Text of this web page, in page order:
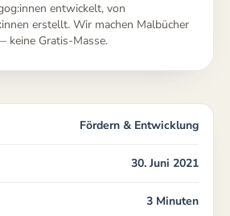
entwickelt, von
erstellt. Wir machen Malbücher
keine Gratis-Masse.
Fördern & Entwicklung
30. Juni 2021
3 Minuten